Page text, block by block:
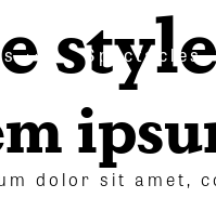
Spectacles
dolor sit amet,